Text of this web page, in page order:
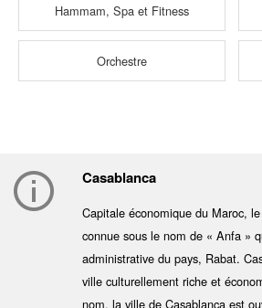
Hammam, Spa et Fitness
Orchestre
Casablanca
Capitale économique du Maroc,
connue sous le nom de « Anfa »
administrative du pays, Rabat.
ville culturellement riche et
nom, la ville de Casablanca est